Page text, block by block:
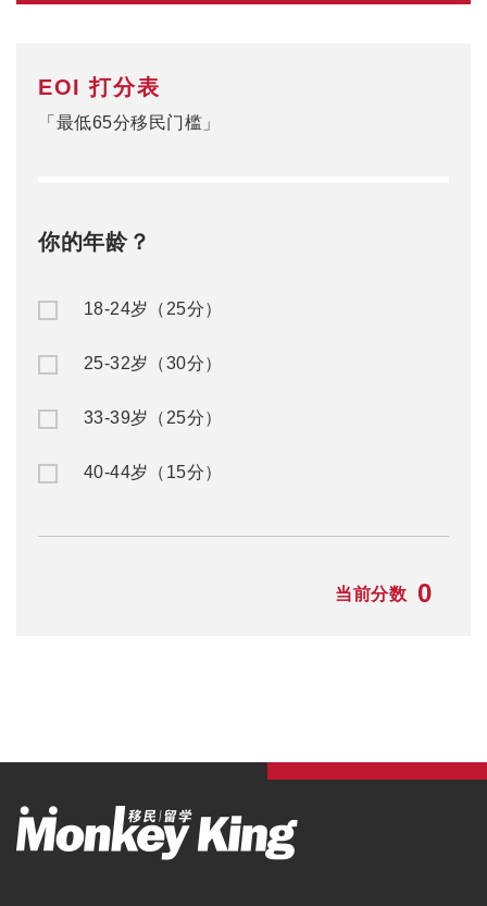
EOI 打分表
「最低65分移民门槛」
你的年龄？
18-24岁（25分）
25-32岁（30分）
33-39岁（25分）
40-44岁（15分）
当前分数 0